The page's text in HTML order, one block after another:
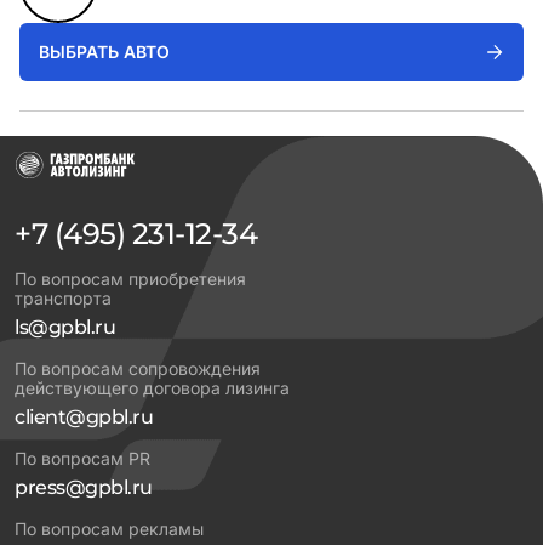
ВЫБРАТЬ АВТО
+7 (495) 231-12-34
По вопросам приобретения
транспорта
ls@gpbl.ru
По вопросам сопровождения
действующего договора лизинга
client@gpbl.ru
По вопросам PR
press@gpbl.ru
По вопросам рекламы